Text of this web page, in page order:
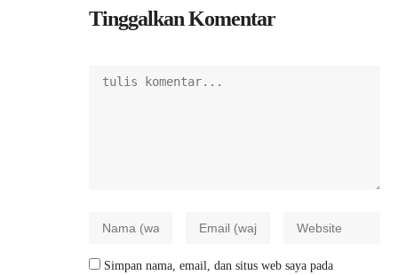
Tinggalkan Komentar
Simpan nama, email, dan situs web saya pada